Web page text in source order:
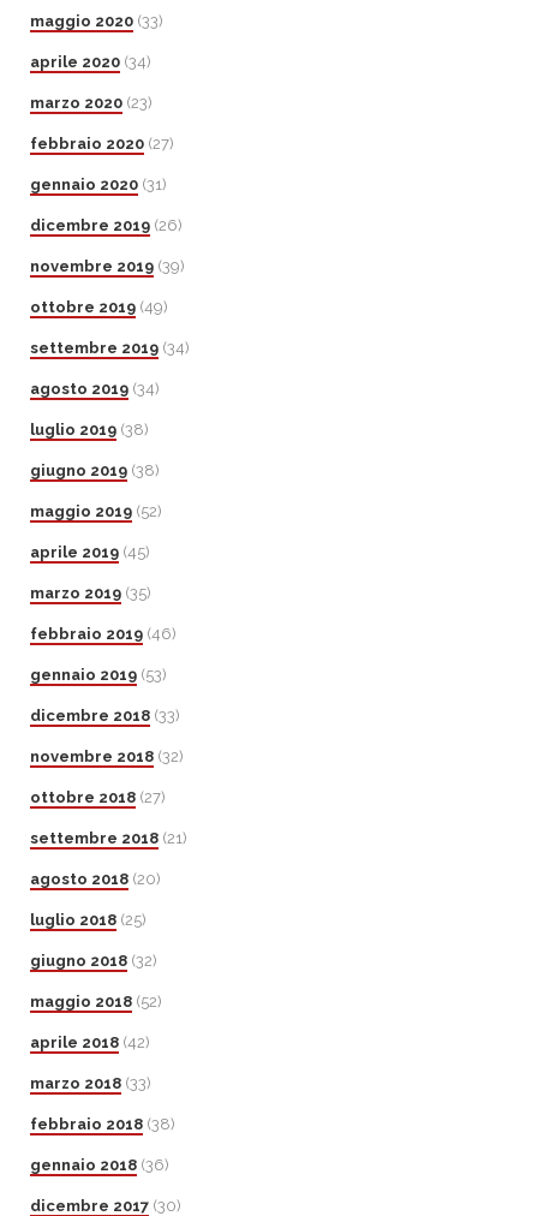
maggio 2020 (33)
aprile 2020 (34)
marzo 2020 (23)
febbraio 2020 (27)
gennaio 2020 (31)
dicembre 2019 (26)
novembre 2019 (39)
ottobre 2019 (49)
settembre 2019 (34)
agosto 2019 (34)
luglio 2019 (38)
giugno 2019 (38)
maggio 2019 (52)
aprile 2019 (45)
marzo 2019 (35)
febbraio 2019 (46)
gennaio 2019 (53)
dicembre 2018 (33)
novembre 2018 (32)
ottobre 2018 (27)
settembre 2018 (21)
agosto 2018 (20)
luglio 2018 (25)
giugno 2018 (32)
maggio 2018 (52)
aprile 2018 (42)
marzo 2018 (33)
febbraio 2018 (38)
gennaio 2018 (36)
dicembre 2017 (30)